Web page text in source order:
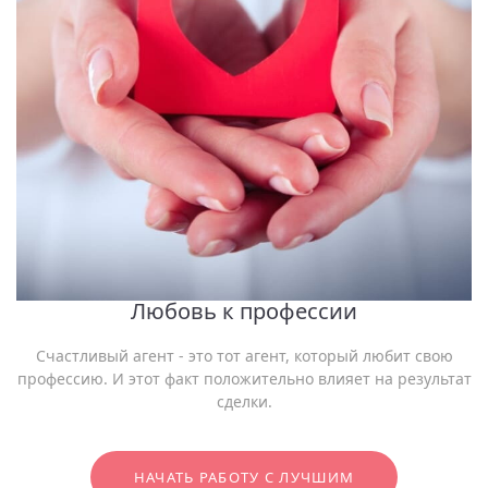
Любовь к профессии
Счастливый агент - это тот агент, который любит свою
профессию. И этот факт положительно влияет на результат
сделки.
НАЧАТЬ РАБОТУ С ЛУЧШИМ